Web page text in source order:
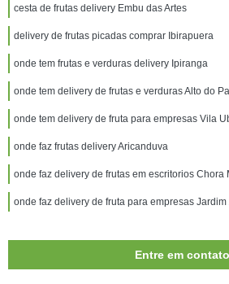
cesta de frutas delivery Embu das Artes
delivery de frutas picadas comprar Ibirapuera
onde tem frutas e verduras delivery Ipiranga
onde tem delivery de frutas e verduras Alto do
onde tem delivery de fruta para empresas Vila
onde faz frutas delivery Aricanduva
onde faz delivery de frutas em escritorios Chora
onde faz delivery de fruta para empresas
Entre em contato